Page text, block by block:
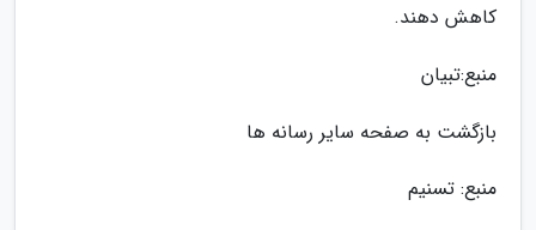
کاهش دهند.
منبع:تبیان
بازگشت به صفحه سایر رسانه ها
منبع: تسنیم